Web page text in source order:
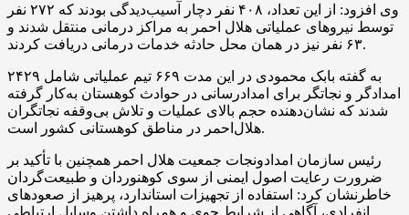
وی افزود: از این تعداد، ۴۰۸ نفر دچار آسیب‌دیدگی بودند که ۲۷۲ نفر
توسط نیروهای عملیاتی هلال احمر به مراکز درمانی منتقل شدند و
۶۳ نفر نیز در همان محل حادثه خدمات درمانی دریافت کردند.
به گفته بابک محمودی در این مدت ۶۶۹ تیم عملیاتی شامل ۲۴۲۹
امدادگر و نجاتگر برای امدادرسانی در حوادث کوهستان به‌کار گرفته
شدند که نشان‌دهنده حجم بالای عملیات و تلاش بی‌وقفه نجاتگران
هلال‌احمر در مناطق کوهستانی کشور است.
رئیس سازمان امدادونجات جمعیت هلال احمر همچنین با تأکید بر
ضرورت رعایت اصول ایمنی از سوی کوهنوردان و طبیعت‌گردان
خاطرنشان کرد: استفاده از تجهیزات استاندارد، پرهیز از صعودهای
انفرادی، آگاهی از شرایط جوی و همراه داشتن وسایل ارتباطی